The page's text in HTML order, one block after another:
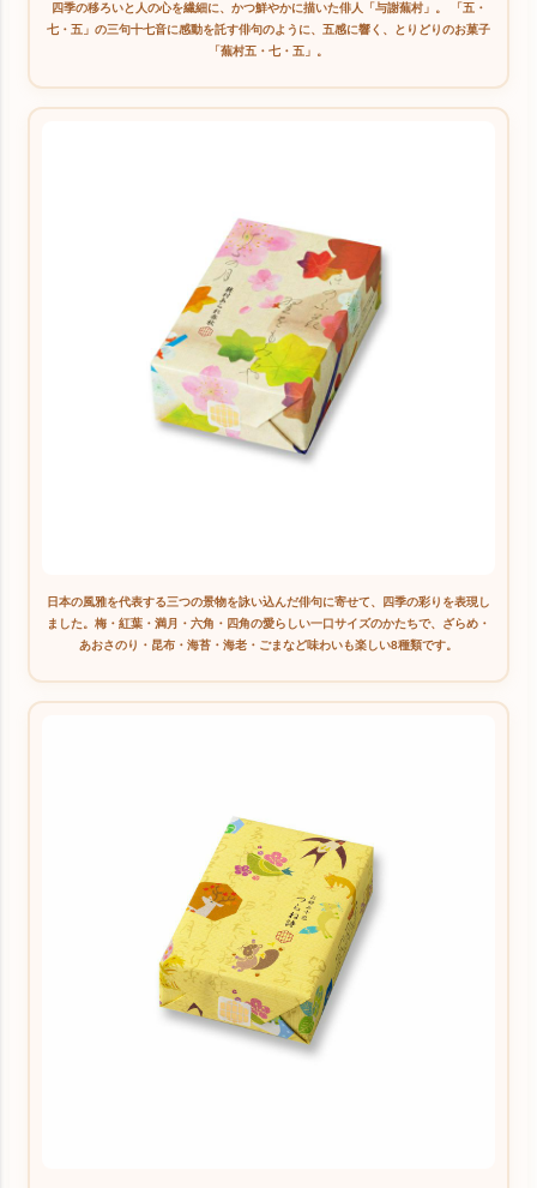
四季の移ろいと人の心を繊細に、かつ鮮やかに描いた俳人「与謝蕪村」。 「五・
七・五」の三句十七音に感動を託す俳句のように、五感に響く、とりどりのお菓子
「蕪村五・七・五」。
日本の風雅を代表する三つの景物を詠い込んだ俳句に寄せて、四季の彩りを表現し
ました。梅・紅葉・満月・六角・四角の愛らしい一口サイズのかたちで、ざらめ・
あおさのり・昆布・海苔・海老・ごまなど味わいも楽しい8種類です。